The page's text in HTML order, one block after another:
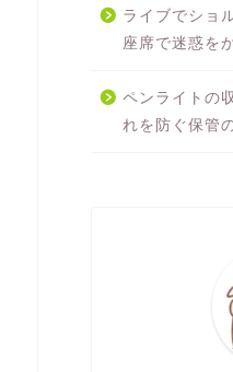
ライブでショ
座席で迷惑を
ペンライトの
れを防ぐ保管